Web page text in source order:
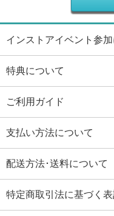
インストアイベント参
特典について
ご利用ガイド
支払い方法について
配送方法･送料について
特定商取引法に基づく表